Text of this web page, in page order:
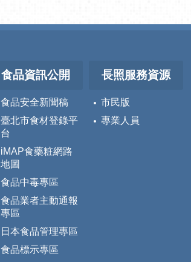
食品資訊公開
食品安全新聞稿
臺北市食材登錄平
台
iMAP食藥粧網路
地圖
食品中毒專區
食品業者主動通報
專區
日本食品管理專區
食品標示專區
長照服務資源
市民版
專業人員